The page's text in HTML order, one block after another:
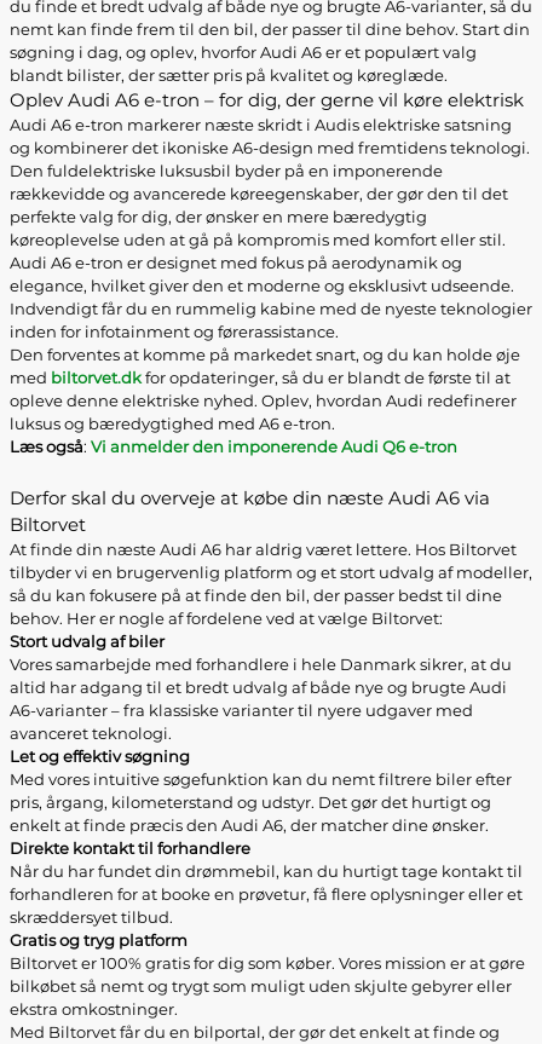
du finde et bredt udvalg af både nye og brugte A6-varianter, så du
nemt kan finde frem til den bil, der passer til dine behov. Start din
søgning i dag, og oplev, hvorfor Audi A6 er et populært valg
blandt bilister, der sætter pris på kvalitet og køreglæde.
Oplev Audi A6 e-tron – for dig, der gerne vil køre elektrisk
Audi A6 e-tron markerer næste skridt i Audis elektriske satsning
og kombinerer det ikoniske A6-design med fremtidens teknologi.
Den fuldelektriske luksusbil byder på en imponerende
rækkevidde og avancerede køreegenskaber, der gør den til det
perfekte valg for dig, der ønsker en mere bæredygtig
køreoplevelse uden at gå på kompromis med komfort eller stil.
Audi A6 e-tron er designet med fokus på aerodynamik og
elegance, hvilket giver den et moderne og eksklusivt udseende.
Indvendigt får du en rummelig kabine med de nyeste teknologier
inden for infotainment og førerassistance.
Den forventes at komme på markedet snart, og du kan holde øje
med biltorvet.dkfor opdateringer, så du er blandt de første til at
opleve denne elektriske nyhed. Oplev, hvordan Audi redefinerer
luksus og bæredygtighed med A6 e-tron.
Læs også: Vi anmelder den imponerende Audi Q6 e-tron
Derfor skal du overveje at købe din næste Audi A6 via
Biltorvet
At finde din næste Audi A6 har aldrig været lettere. Hos Biltorvet
tilbyder vi en brugervenlig platform og et stort udvalg af modeller,
så du kan fokusere på at finde den bil, der passer bedst til dine
behov. Her er nogle af fordelene ved at vælge Biltorvet:
Stort udvalg af biler
Vores samarbejde med forhandlere i hele Danmark sikrer, at du
altid har adgang til et bredt udvalg af både nye og brugte Audi
A6-varianter – fra klassiske varianter til nyere udgaver med
avanceret teknologi.
Let og effektiv søgning
Med vores intuitive søgefunktion kan du nemt filtrere biler efter
pris, årgang, kilometerstand og udstyr. Det gør det hurtigt og
enkelt at finde præcis den Audi A6, der matcher dine ønsker.
Direkte kontakt til forhandlere
Når du har fundet din drømmebil, kan du hurtigt tage kontakt til
forhandleren for at booke en prøvetur, få flere oplysninger eller et
skræddersyet tilbud.
Gratis og tryg platform
Biltorvet er 100% gratis for dig som køber. Vores mission er at gøre
bilkøbet så nemt og trygt som muligt uden skjulte gebyrer eller
ekstra omkostninger.
Med Biltorvet får du en bilportal, der gør det enkelt at finde og